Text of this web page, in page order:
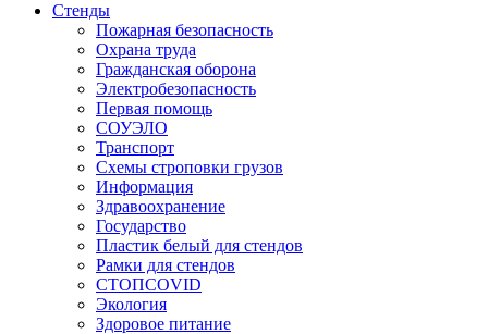
Стенды
Пожарная безопасность
Охрана труда
Гражданская оборона
Электробезопасность
Первая помощь
СОУЭЛО
Транспорт
Схемы строповки грузов
Информация
Здравоохранение
Государство
Пластик белый для стендов
Рамки для стендов
СТОПCOVID
Экология
Здоровое питание